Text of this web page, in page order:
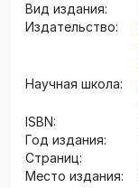
Вид издания:
Издательство:
Научная школа:
ISBN:
Год издания:
Страниц:
Место издания: